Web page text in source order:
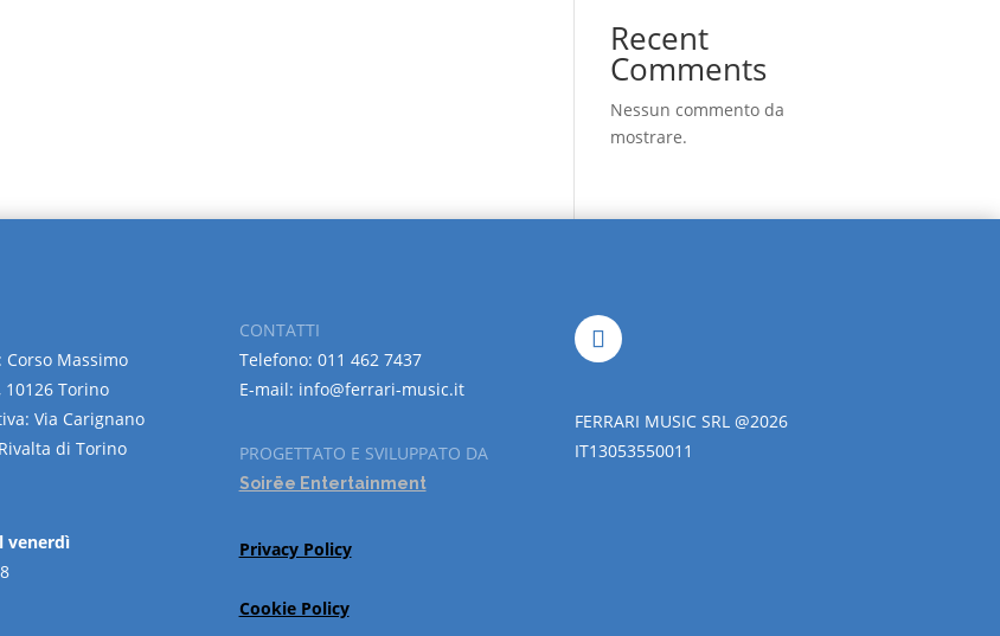
Recent
Comments
Nessun commento da
mostrare.
Corso Massimo
10126 Torino
Via Carignano
di Torino
venerdì
CONTATTI
Telefono: 011 462 7437
E-mail: info@ferrari-music.it
PROGETTATO E SVILUPPATO DA
Soirëe Entertainment
Privacy Policy
Cookie Policy
FERRARI MUSIC SRL @2026
IT13053550011